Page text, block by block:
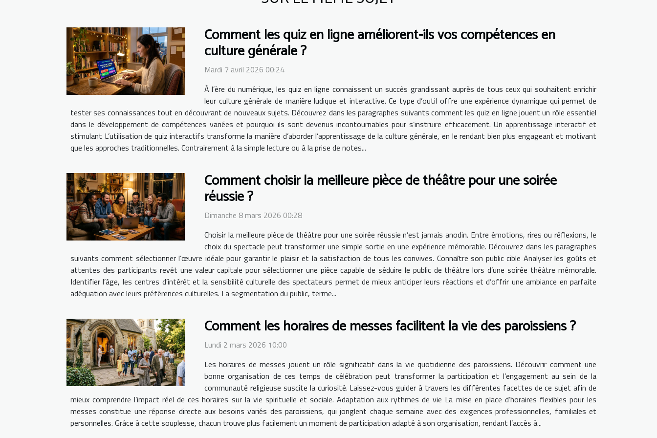
Comment les quiz en ligne améliorent-ils vos compétences en
culture générale ?
Mardi 7 avril 2026 00:24
À l’ère du numérique, les quiz en ligne connaissent un succès grandissant auprès de tous ceux qui souhaitent enrichir
leur culture générale de manière ludique et interactive. Ce type d’outil offre une expérience dynamique qui permet de
tester ses connaissances tout en découvrant de nouveaux sujets. Découvrez dans les paragraphes suivants comment les quiz en ligne jouent un rôle essentiel
dans le développement de compétences variées et pourquoi ils sont devenus incontournables pour s’instruire efficacement. Un apprentissage interactif et
stimulant L’utilisation de quiz interactifs transforme la manière d’aborder l’apprentissage de la culture générale, en le rendant bien plus engageant et motivant
que les approches traditionnelles. Contrairement à la simple lecture ou à la prise de notes...
Comment choisir la meilleure pièce de théâtre pour une soirée
réussie ?
Dimanche 8 mars 2026 00:28
Choisir la meilleure pièce de théâtre pour une soirée réussie n’est jamais anodin. Entre émotions, rires ou réflexions, le
choix du spectacle peut transformer une simple sortie en une expérience mémorable. Découvrez dans les paragraphes
suivants comment sélectionner l’œuvre idéale pour garantir le plaisir et la satisfaction de tous les convives. Connaître son public cible Analyser les goûts et
attentes des participants revêt une valeur capitale pour sélectionner une pièce capable de séduire le public de théâtre lors d’une soirée théâtre mémorable.
Identifier l’âge, les centres d’intérêt et la sensibilité culturelle des spectateurs permet de mieux anticiper leurs réactions et d’offrir une ambiance en parfaite
adéquation avec leurs préférences culturelles. La segmentation du public, terme...
Comment les horaires de messes facilitent la vie des paroissiens ?
Lundi 2 mars 2026 10:00
Les horaires de messes jouent un rôle significatif dans la vie quotidienne des paroissiens. Découvrir comment une
bonne organisation de ces temps de célébration peut transformer la participation et l’engagement au sein de la
communauté religieuse suscite la curiosité. Laissez-vous guider à travers les différentes facettes de ce sujet afin de
mieux comprendre l’impact réel de ces horaires sur la vie spirituelle et sociale. Adaptation aux rythmes de vie La mise en place d’horaires flexibles pour les
messes constitue une réponse directe aux besoins variés des paroissiens, qui jonglent chaque semaine avec des exigences professionnelles, familiales et
personnelles. Grâce à cette souplesse, chacun trouve plus facilement un moment de participation adapté à son organisation, rendant l’accès à...